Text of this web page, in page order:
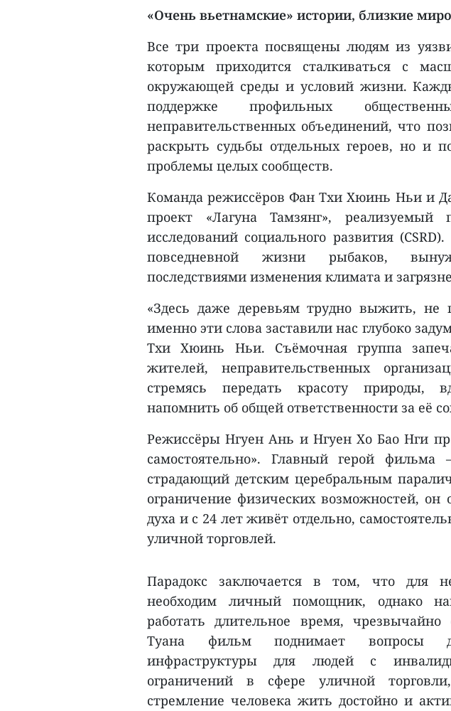
«Очень вьетнамские» истории, близкие
Все три проекта посвящены людям из
которым приходится сталкиваться с
окружающей среды и условий жизни.
поддержке профильных
неправительственных объединений, что
раскрыть судьбы отдельных героев, но и
проблемы целых сообществ.
Команда режиссёров Фан Тхи Хюинь Ньи и
проект «Лагуна Тамзянг»,
исследований социального развития
повседневной жизни рыбаков,
последствиями изменения климата и
«Здесь даже деревьям трудно выжить,
именно эти слова заставили нас глубоко
Тхи Хюинь Ньи. Съёмочная группа
жителей, неправительственных
стремясь передать красоту природы,
напомнить об общей ответственности за её
Режиссёры Нгуен Ань и Нгуен Хо Бао Нги
самостоятельно». Главный герой
страдающий детским церебральным
ограничение физических возможностей, он
духа и с 24 лет живёт отдельно,
уличной торговлей.
Парадокс заключается в том, что для
необходим личный помощник, однако
работать длительное время,
Туана фильм поднимает вопросы
инфраструктуры для людей с
ограничений в сфере уличной
стремление человека жить достойно и